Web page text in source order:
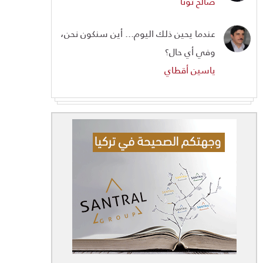
عندما يحين ذلك اليوم... أين سنكون نحن،
وفي أي حال؟
ياسين أقطاي